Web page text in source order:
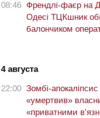
08:46 Френдлі-фаєр на
Одесі ТЦКшник
балончиком
4 августа
22:00 Зомбі-
«умертвив»
«приватними